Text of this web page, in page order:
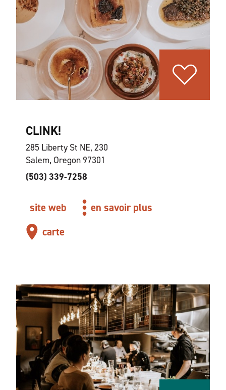
CLINK!
285 Liberty St NE, 230
Salem, Oregon 97301
(503) 339-7258
site web
en savoir plus
carte